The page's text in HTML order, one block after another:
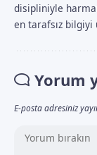
disipliniyle
en tarafsız bilgiyi
Yorum
E-posta adresiniz